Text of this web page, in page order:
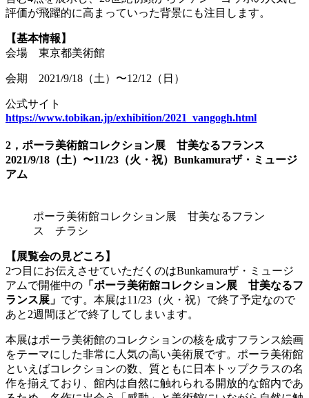
評価が飛躍的に高まっていった背景にも注目します。
【基本情報】
会場 東京都美術館
会期 2021/9/18（土）〜12/12（日）
公式サイト
https://www.tobikan.jp/exhibition/2021_vangogh.html
2 ，ポーラ美術館コレクション展 甘美なるフランス
2021/9/18（土）〜11/23（火・祝）Bunkamuraザ・ミュージ
アム
ポーラ美術館コレクション展 甘美なるフラン
ス チラシ
【展覧会の見どころ】
2つ目にお伝えさせていただくのはBunkamuraザ・ミュージ
アムで開催中の 「ポーラ美術館コレクション展 甘美なるフ
ランス展」 です。本展は11/23（火・祝）で終了予定なので
あと2週間ほどで終了してしまいます。
本展はポーラ美術館のコレクションの核を成すフランス絵画
をテーマにした非常に人気の高い美術展です。ポーラ美術館
といえばコレクションの数、質ともに日本トップクラスの名
作を揃えており、館内は自然に触れられる開放的な館内であ